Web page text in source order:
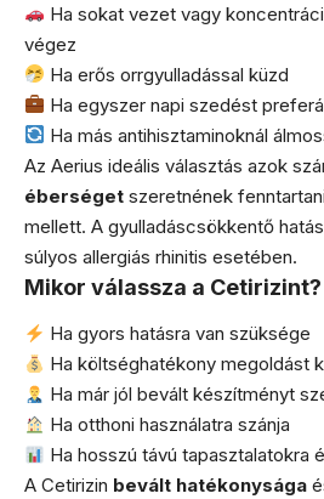
Ha sokat vezet vagy
végez
Ha erős orrgyulladással küzd
Ha egyszer napi szedést
Ha más antihisztaminoknál
Az Aerius ideális választás azok
éberséget szeretnének
mellett. A gyulladáscsökkentő
súlyos allergiás rhinitis esetében.
Mikor válassza a Cetirizint?
Ha gyors hatásra van szüksége
Ha költséghatékony megoldást
Ha már jól bevált készítményt
Ha otthoni használatra szánja
Ha hosszú távú tapasztalatokra
A Cetirizin bevált hatékonysága